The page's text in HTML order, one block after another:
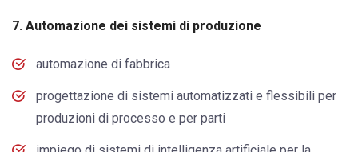
7. Automazione dei sistemi di produzione
automazione di fabbrica
progettazione di sistemi automatizzati e flessibili per
produzioni di processo e per parti